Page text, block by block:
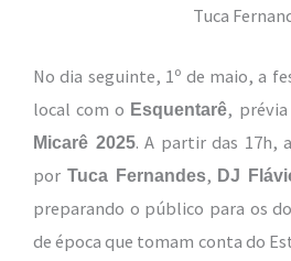
Tuca
No dia seguinte, 1º de maio, a
local com o Esquentarê,
Micarê 2025. A partir das 17h,
por Tuca Fernandes, DJ
preparando o público para os
de época que tomam conta do